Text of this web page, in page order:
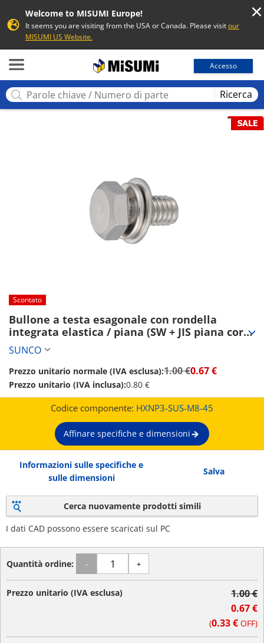
Welcome to MISUMI Europe!
It seems you are visiting from the USA or Canada. Please visitour
MISUMI US Website.
Accesso
Ricerca
Scontato
Bullone a testa esagonale con rondella
integrata elastica / piana (SW + JIS piana corta
W)【Da 1 a 2,000 pezzi】 (HXNP3-SUS-M8-45)
SUNCO
Prezzo unitario normale (IVA esclusa):1.00 €0.67 €
Prezzo unitario (IVA inclusa):0.80 €
Codice componente: HXNP3-SUS-M8-45
Affinare specifiche e dimensioni
Informazioni sulle specifiche e
sulle dimensioni
Salva
Cerca nuovamente prodotti simili
I dati CAD possono essere scaricati sul PC
Quantità ordine: - +
Prezzo unitario (IVA esclusa)
1.00 €
0.67 €
(0.33 € OFF)